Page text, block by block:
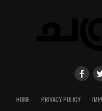
HOME PRIVACY POLICY